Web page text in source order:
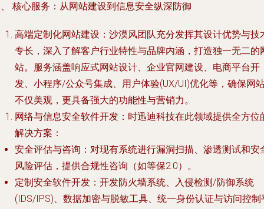
核心服务：从网站建设到信息安全纵深防御
高端定制化网站建设 ：沙漠风团队充分发挥其设计优势与技
专长，深入了解客户行业特性与品牌内涵，打造独一无二的
站。服务涵盖响应式网站设计、企业官网建设、电商平台开
发、小程序/公众号集成、用户体验(UX/UI)优化等，确保网
不仅美观，更具备强大的功能性与营销力。
网络与信息安全软件开发 ：时迅迪科技在此领域提供全方位
解决方案：
安全评估与咨询 ：对现有系统进行漏洞扫描、渗透测试和安
风险评估，提供合规性咨询（如等保2.0）。
定制安全软件开发 ：开发防火墙系统、入侵检测/防御系统
(IDS/IPS)、数据加密与脱敏工具、统一身份认证与访问控制